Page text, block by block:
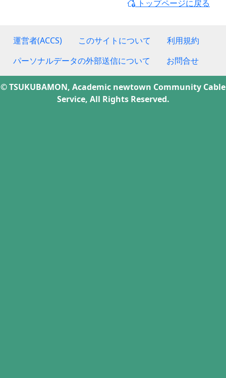
トップページに戻る
運営者(ACCS) このサイトについて
利用規約
パーソナルデータの外部送信について
お問合せ
© TSUKUBAMON, Academic newtown Community Cable
Service, All Rights Reserved.